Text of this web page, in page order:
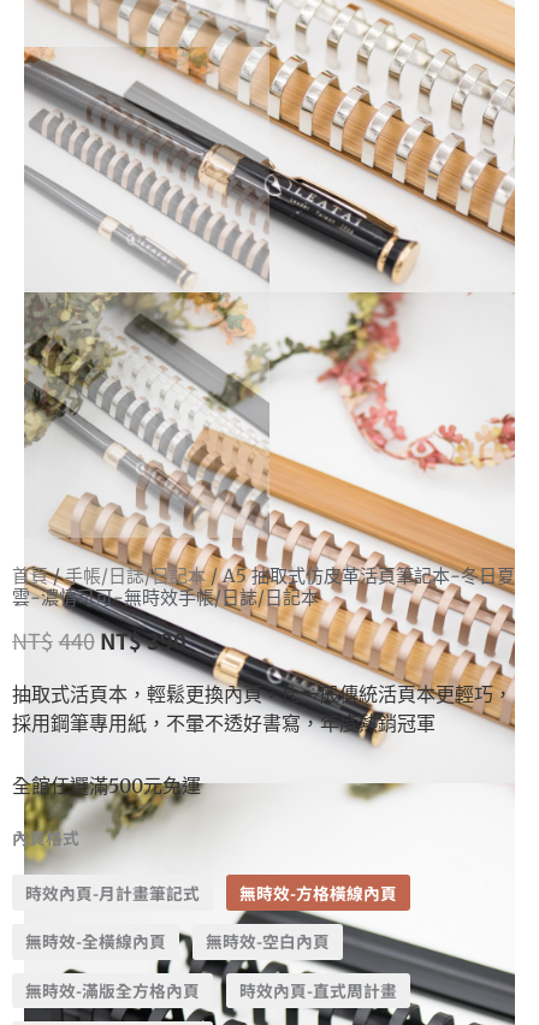
首頁/手帳/日誌/日記本/ A5 抽取式仿皮革活頁筆記本-冬日夏
雲-濃情可可-無時效手帳/日誌/日記本
NT$440NT$390
抽取式活頁本，輕鬆更換內頁，比一般傳統活頁本更輕巧，
採用鋼筆專用紙，不暈不透好書寫，年度熱銷冠軍
全館任選滿500元免運
內頁格式
時效內頁-月計畫筆記式 無時效-方格橫線內頁
無時效-全橫線內頁 無時效-空白內頁
無時效-滿版全方格內頁 時效內頁-直式周計畫